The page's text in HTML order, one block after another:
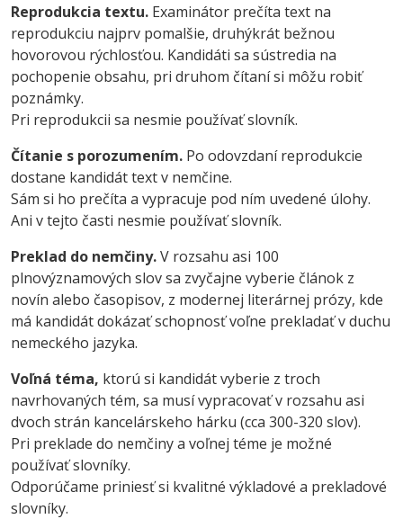
Reprodukcia textu. Examinátor prečíta text na
reprodukciu najprv pomalšie, druhýkrát bežnou
hovorovou rýchlosťou. Kandidáti sa sústredia na
pochopenie obsahu, pri druhom čítaní si môžu robiť
poznámky.
Pri reprodukcii sa nesmie používať slovník.
Čítanie s porozumením. Po odovzdaní reprodukcie
dostane kandidát text v nemčine.
Sám si ho prečíta a vypracuje pod ním uvedené úlohy.
Ani v tejto časti nesmie používať slovník.
Preklad do nemčiny.V rozsahu asi 100
plnovýznamových slov sa zvyčajne vyberie článok z
novín alebo časopisov, z modernej literárnej prózy, kde
má kandidát dokázať schopnosť voľne prekladať v duchu
nemeckého jazyka.
Voľná téma, ktorú si kandidát vyberie z troch
navrhovaných tém, sa musí vypracovať v rozsahu asi
dvoch strán kancelárskeho hárku (cca 300-320 slov).
Pri preklade do nemčiny a voľnej téme je možné
používať slovníky.
Odporúčame priniesť si kvalitné výkladové a prekladové
slovníky.